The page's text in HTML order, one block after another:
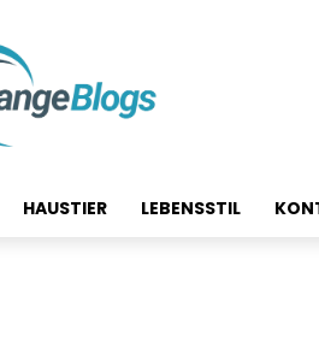
HAUSTIER LEBENSSTIL